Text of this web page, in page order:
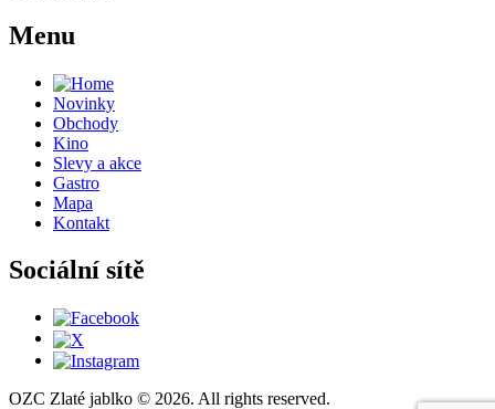
Menu
Novinky
Obchody
Kino
Slevy a akce
Gastro
Mapa
Kontakt
Sociální sítě
OZC Zlaté jablko © 2026. All rights reserved.